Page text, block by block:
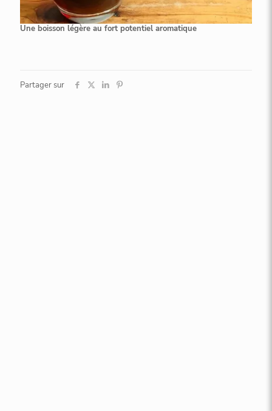
Une boisson légère au fort potentiel aromatique
Partager sur